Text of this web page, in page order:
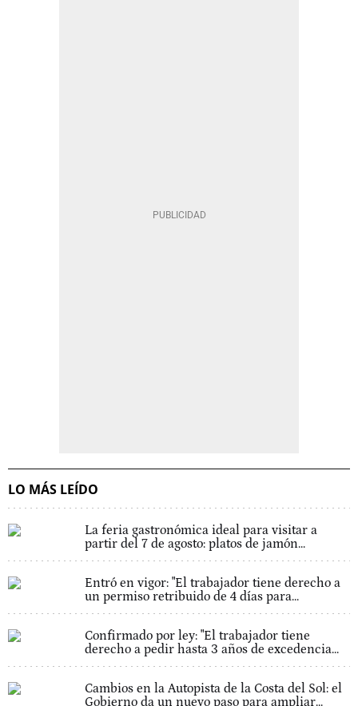
LO MÁS LEÍDO
La feria gastronómica ideal para visitar a
partir del 7 de agosto: platos de jamón...
Entró en vigor: "El trabajador tiene derecho a
un permiso retribuido de 4 días para...
Confirmado por ley: "El trabajador tiene
derecho a pedir hasta 3 años de excedencia...
Cambios en la Autopista de la Costa del Sol: el
Gobierno da un nuevo paso para ampliar...